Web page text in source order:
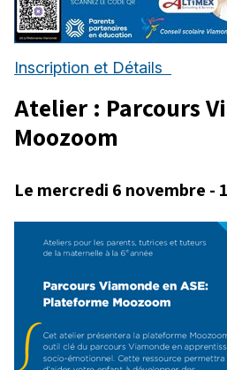
Inscription et Détails
Atelier : Parcours
Moozoom
Le mercredi 6 novembre -